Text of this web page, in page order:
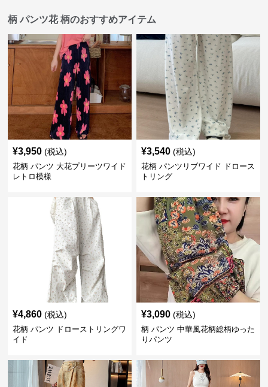
柄 パンツ花 柄のおすすめアイテム
¥3,950 (税込)
花柄 パンツ 大花プリーツワイド
レトロ模様
¥3,540 (税込)
花柄 パンツリブワイド ドロース
トリング
¥4,860 (税込)
花柄 パンツ ドローストリングワ
イド
¥3,090 (税込)
柄 パンツ 中華風花柄総柄ゆった
りパンツ